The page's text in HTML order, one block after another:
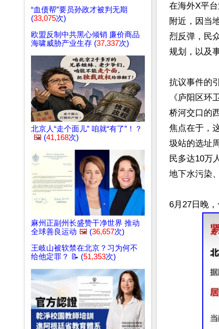
“血债帮”要员孙政才被判无期
(33,075次)
欧盟反制中共黑心倾销 廉价商品
海啸威胁产业生存 (37,337次)
北京人“走个面儿” 咱就“有了”！？
🖼️ (41,168次)
麻州正副州长盛赞干净世界 推动
全球善良运动 🖼️ (36,657次)
王岐山被软禁在北京？习为何不
给他定罪？ 📝 (51,353次)
在海外X平
附近，因当
烈反弹，民
规划，以及
抗议事件的
《庐阳区环
桥河交口的
焦点在于，
圾站的选址
民多达10万
地下水污染